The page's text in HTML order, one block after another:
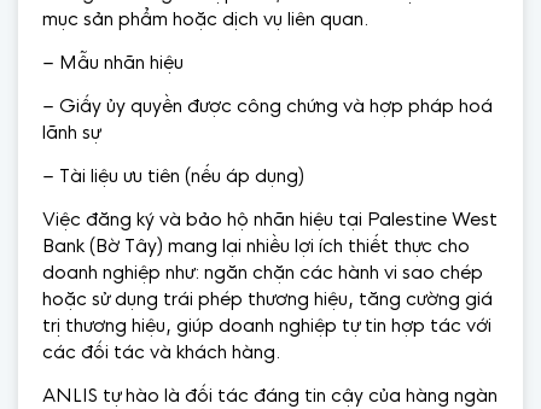
mục sản phẩm hoặc dịch vụ liên quan.
– Mẫu nhãn hiệu
– Giấy ủy quyền được công chứng và hợp pháp hoá
lãnh sự
– Tài liệu ưu tiên (nếu áp dụng)
Việc đăng ký và bảo hộ nhãn hiệu tại Palestine West
Bank (Bờ Tây) mang lại nhiều lợi ích thiết thực cho
doanh nghiệp như: ngăn chặn các hành vi sao chép
hoặc sử dụng trái phép thương hiệu, tăng cường giá
trị thương hiệu, giúp doanh nghiệp tự tin hợp tác với
các đối tác và khách hàng.
ANLIS tự hào là đối tác đáng tin cậy của hàng ngàn